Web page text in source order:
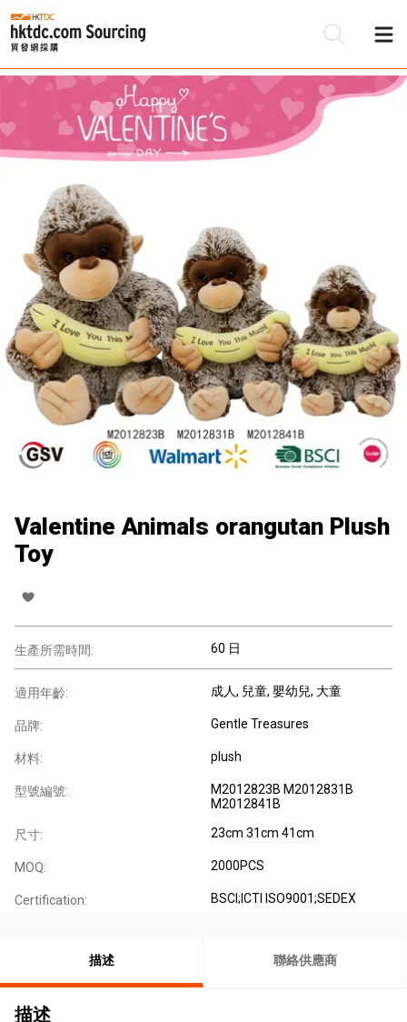
Valentine Animals orangutan Plush
Toy
生產所需時間: 60 日
適用年齡: 成人, 兒童, 嬰幼兒, 大童
品牌: Gentle Treasures
材料: plush
型號編號:
M2012823B M2012831B
M2012841B
尺寸: 23cm 31cm 41cm
MOQ: 2000PCS
Certification: BSCI;ICTI ISO9001;SEDEX
描述 聯絡供應商
描述